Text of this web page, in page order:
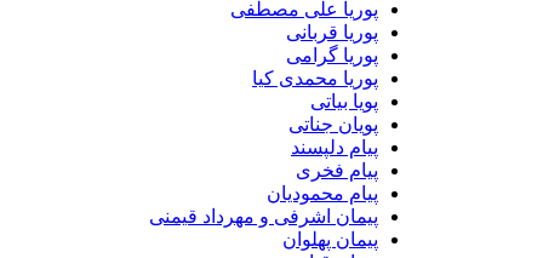
پوریا علی مصطفی
پوریا قربانی
پوریا گرامی
پوریا محمدی کیا
پویا بیاتی
پویان جناتی
پیام دلپسند
پیام فخری
پیام محمودیان
پیمان اشرفی و مهرداد قیمنی
پیمان پهلوان